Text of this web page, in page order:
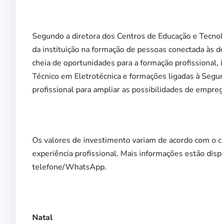
Segundo a diretora dos Centros de Educação e
da instituição na formação de pessoas conectada às
cheia de oportunidades para a formação
Técnico em Eletrotécnica e formações ligadas à
profissional para ampliar as possibilidades de
Os valores de investimento variam de acordo com
experiência profissional. Mais informações estão
telefone/WhatsApp.
Natal